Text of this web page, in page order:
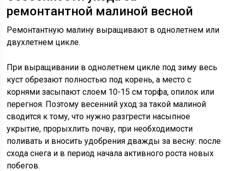
ремонтантной малиной весной
Ремонтантную малину выращивают в однолетнем или
двухлетнем цикле.
При выращивании в однолетнем цикле под зиму весь
куст обрезают полностью под корень, а место с
корнями засыпают слоем 10-15 см торфа, опилок или
перегноя. Поэтому весенний уход за такой малиной
сводится к тому, что нужно разгрести насыпное
укрытие, прорыхлить почву, при необходимости
поливать и вносить удобрения дважды за весну: после
схода снега и в период начала активного роста новых
побегов.